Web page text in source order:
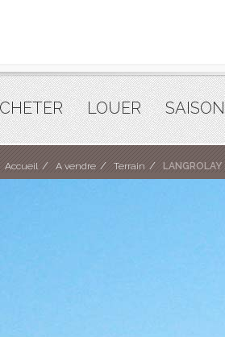
LOUER
Accueil A vendre Terrain LANGROLAY